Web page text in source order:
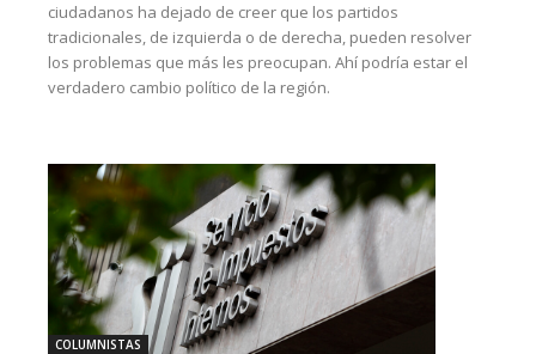
ciudadanos ha dejado de creer que los partidos
tradicionales, de izquierda o de derecha, pueden resolver
los problemas que más les preocupan. Ahí podría estar el
verdadero cambio político de la región.
COLUMNISTAS